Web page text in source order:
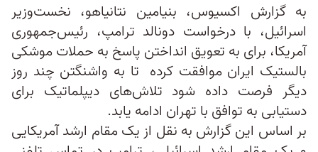
به گزارش اکسیوس، بنیامین نتانیاهو، نخست‌وزیر
اسرائیل، با درخواست دونالد ترامپ، رئیس‌جمهوری
آمریکا، برای به تعویق انداختن پاسخ به حملات موشکی
بالستیک ایران موافقت کرده تا به واشنگتن چند روز
دیگر فرصت داده شود تلاش‌های دیپلماتیک برای
دستیابی به توافق با تهران ادامه یابد.
بر اساس این گزارش به نقل از یک مقام ارشد آمریکایی